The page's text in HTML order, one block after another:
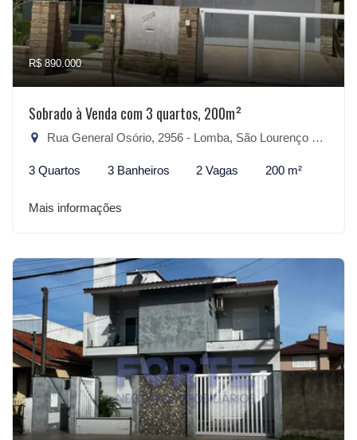
R$ 890.000
Sobrado à Venda com 3 quartos, 200m²
Rua General Osório, 2956 - Lomba, São Lourenço do Sul-RS
3 Quartos 3 Banheiros 2 Vagas 200 m²
Mais informações